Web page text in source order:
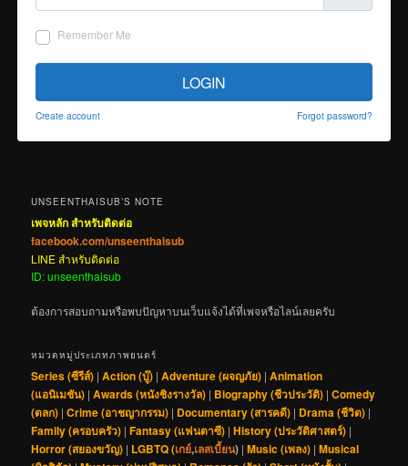
Remember Me
LOGIN
Create account Forgot password?
UNSEENTHAISUB’S NOTE
เพจหลัก สำหรับติดต่อ
facebook.com/unseenthaisub
LINE สำหรับติดต่อ
ID: unseenthaisub
ต้องการสอบถามหรือพบปัญหาบนเว็บแจ้งได้ที่เพจหรือไลน์เลยครับ
หมวดหมู่ประเภทภาพยนตร์
Series (ซีรีส์) |Action (บู๊) |Adventure (ผจญภัย) |Animation
(แอนิเมชัน) |Awards (หนังชิงรางวัล) | Biography (ชีวประวัติ) |Comedy
(ตลก) |Crime (อาชญากรรม) | Documentary (สารคดี) | Drama (ชีวิต) |
Family (ครอบครัว) |Fantasy (แฟนตาซี) |History (ประวัติศาสตร์) |
Horror (สยองขวัญ) | LGBTQ (เกย์,เลสเบี้ยน) |Music (เพลง) |Musical